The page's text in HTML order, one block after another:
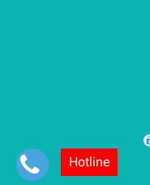
Hotline